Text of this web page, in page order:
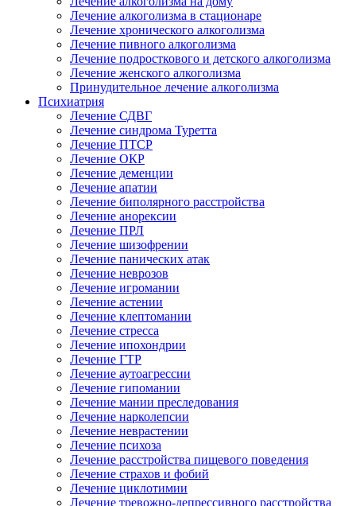
Лечение алкоголизма в стационаре
Лечение хронического алкоголизма
Лечение пивного алкоголизма
Лечение подросткового и детского алкоголизма
Лечение женского алкоголизма
Принудительное лечение алкоголизма
Психиатрия
Лечение СДВГ
Лечение синдрома Туретта
Лечение ПТСР
Лечение ОКР
Лечение деменции
Лечение апатии
Лечение биполярного расстройства
Лечение анорексии
Лечение ПРЛ
Лечение шизофрении
Лечение панических атак
Лечение неврозов
Лечение игромании
Лечение астении
Лечение клептомании
Лечение стресса
Лечение ипохондрии
Лечение ГТР
Лечение аутоагрессии
Лечение гипомании
Лечение мании преследования
Лечение нарколепсии
Лечение неврастении
Лечение психоза
Лечение расстройства пищевого поведения
Лечение страхов и фобий
Лечение циклотимии
Лечение тревожно-депрессивного расстройства